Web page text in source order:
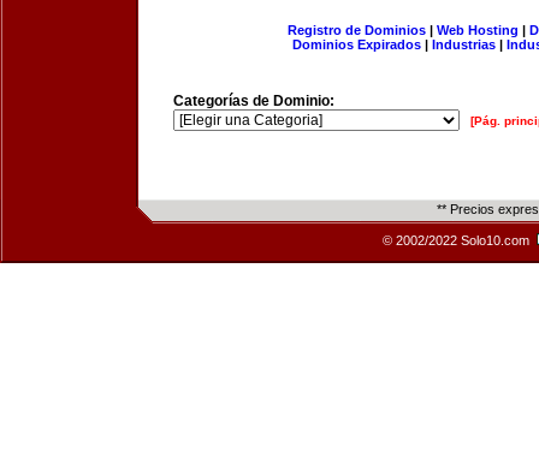
Registro de Dominios| Web Hosting |
Dominios Expirados | Industrias |
Categorías de Dominio:
[Pág.
** Precios
© 2002/2022 Solo10.com